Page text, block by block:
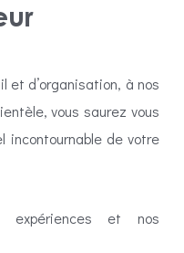
et d’organisation, à nos
vous saurez vous
incontournable de votre
expériences et nos